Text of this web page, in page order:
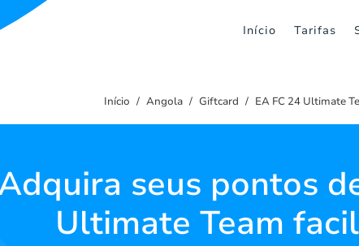
Início Tarifas
Início Angola Giftcard EA FC 24 Ultimate
seus pontos
Ultimate Team